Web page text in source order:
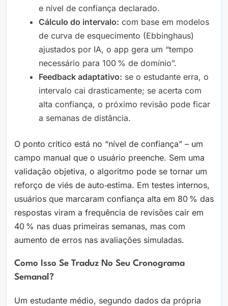
e nível de confiança declarado.
Cálculo do intervalo: com base em modelos
de curva de esquecimento (Ebbinghaus)
ajustados por IA, o app gera um “tempo
necessário para 100 % de domínio”.
Feedback adaptativo: se o estudante erra, o
intervalo cai drasticamente; se acerta com
alta confiança, o próximo revisão pode ficar
a semanas de distância.
O ponto crítico está no “nível de confiança” – um
campo manual que o usuário preenche. Sem uma
validação objetiva, o algoritmo pode se tornar um
reforço de viés de auto‑estima. Em testes internos,
usuários que marcaram confiança alta em 80 % das
respostas viram a frequência de revisões cair em
40 % nas duas primeiras semanas, mas com
aumento de erros nas avaliações simuladas.
Como Isso Se Traduz No Seu Cronograma
Semanal?
Um estudante médio, segundo dados da própria